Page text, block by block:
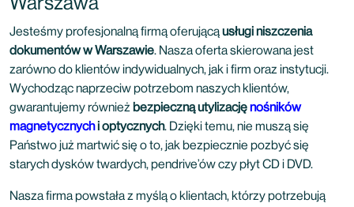
Jesteśmy profesjonalną firmą oferującąusługi niszczenia
dokumentów w Warszawie. Nasza oferta skierowana jest
zarówno do klientów indywidualnych, jak i firm oraz instytucji.
Wychodząc naprzeciw potrzebom naszych klientów,
gwarantujemy również bezpieczną utylizacjęnośników
magnetycznychi optycznych. Dzięki temu, nie muszą się
Państwo już martwić się o to, jak bezpiecznie pozbyć się
starych dysków twardych, pendrive’ów czy płyt CD i DVD.
Nasza firma powstała z myślą o klientach, którzy potrzebują